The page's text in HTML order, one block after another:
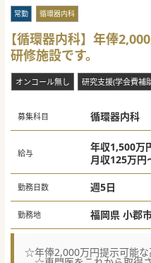
常勤 循環器内科
【循環器内科】年俸
研修施設です。
オンコール無し 研究支援(学会費補
募集科目 循環器内科
給与
年収1,500万
月収125万円
勤務日数 週5日
勤務地 福岡県 小郡
☆年俸2,000万円提示可能